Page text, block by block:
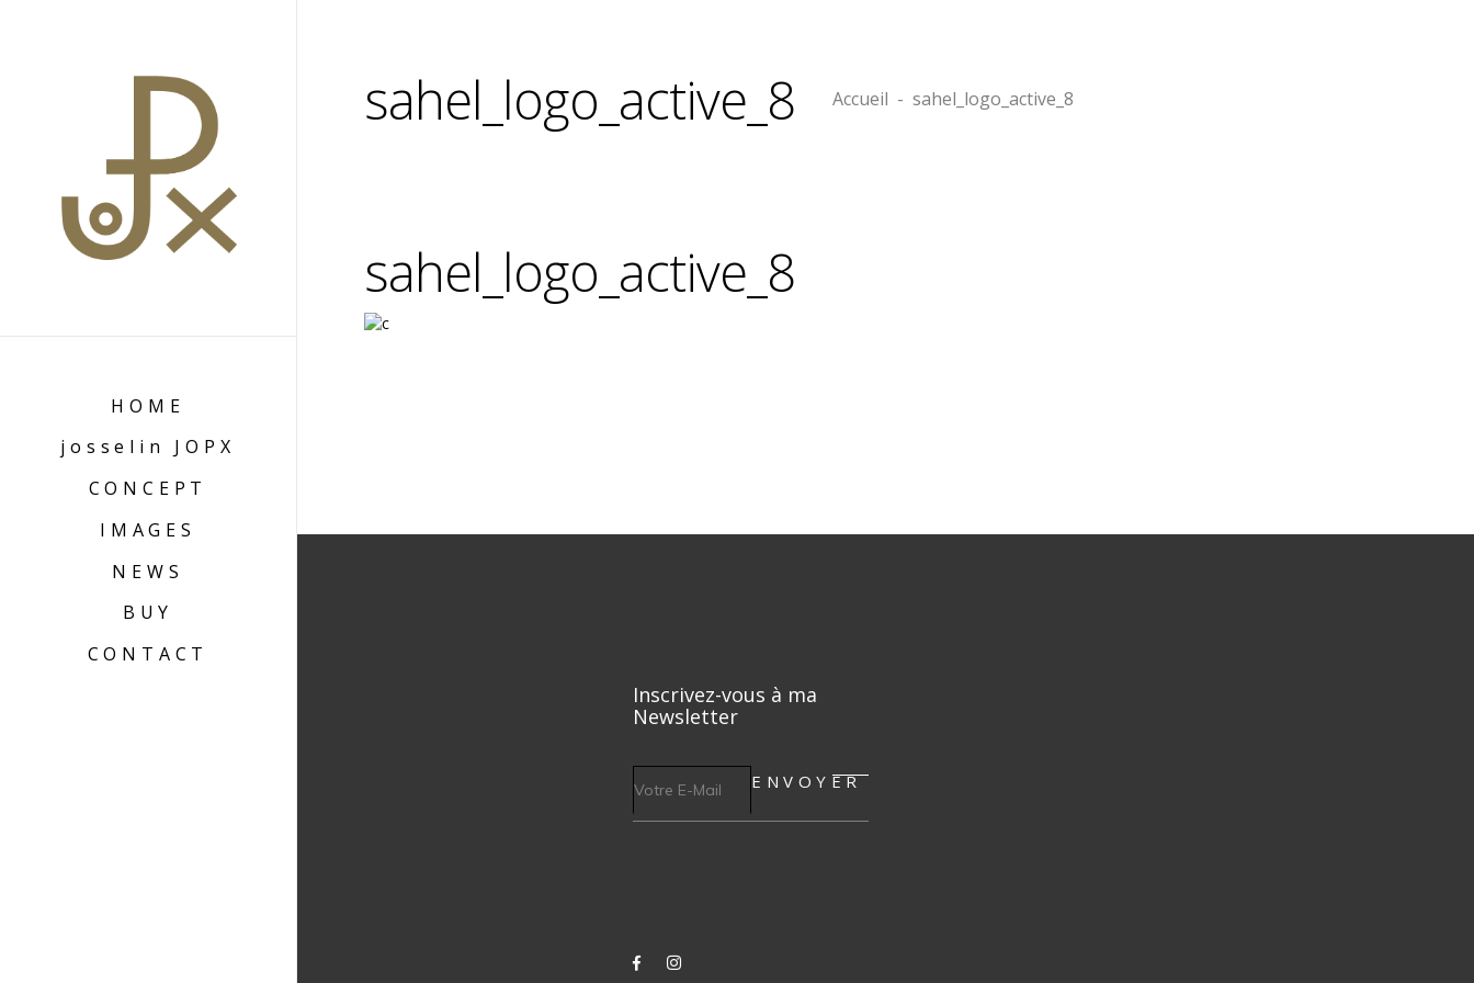
HOME
josselin JOPX
CONCEPT
IMAGES
NEWS
BUY
CONTACT
sahel_logo_active_8 Accueil - sahel_logo_active_8
sahel_logo_active_8
Inscrivez-vous à ma
Newsletter